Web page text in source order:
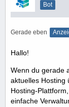
Bot
Gerade eben
Hallo!
Wenn du gerade
aktuelles Hosting
Hosting-
einfache